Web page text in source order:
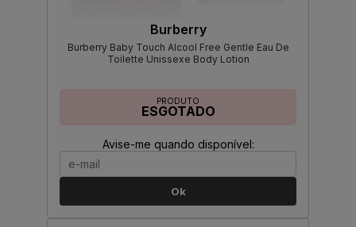
Burberry
Burberry Baby Touch Alcool Free Gentle Eau De
Toilette Unissexe Body Lotion
PRODUTO
ESGOTADO
Avise-me quando disponível:
Ok